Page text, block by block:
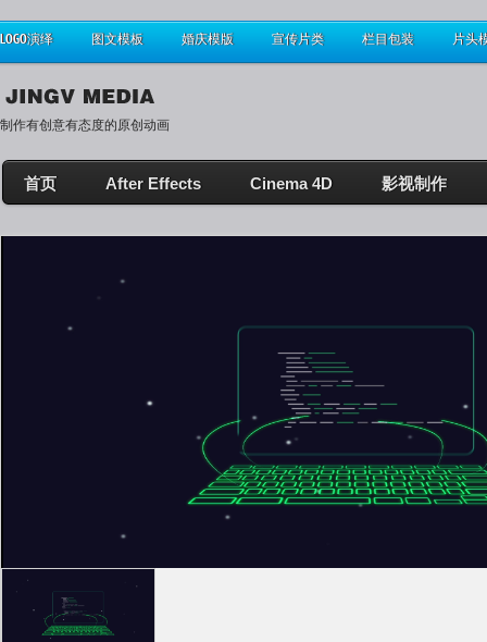
LOGO演绎 图文模板 婚庆模版 宣传片类 栏目包装 片头
制作有创意有态度的原创动画
首页 After Effects Cinema 4D 影视制作